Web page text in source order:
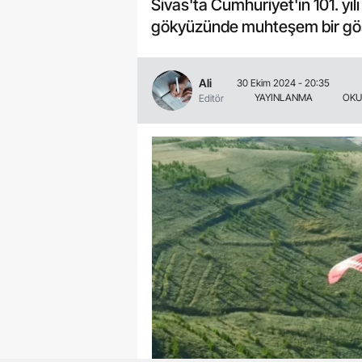
Sivas'ta Cumhuriyet'in 101.
gökyüzünde muhteşem bir
Ali
Editör
30 Ekim 2024 - 20:35
YAYINLANMA